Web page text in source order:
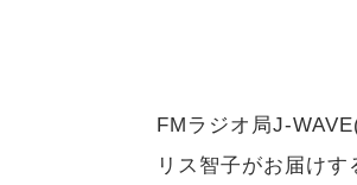
FMラジオ局J-
リス智子がお届け